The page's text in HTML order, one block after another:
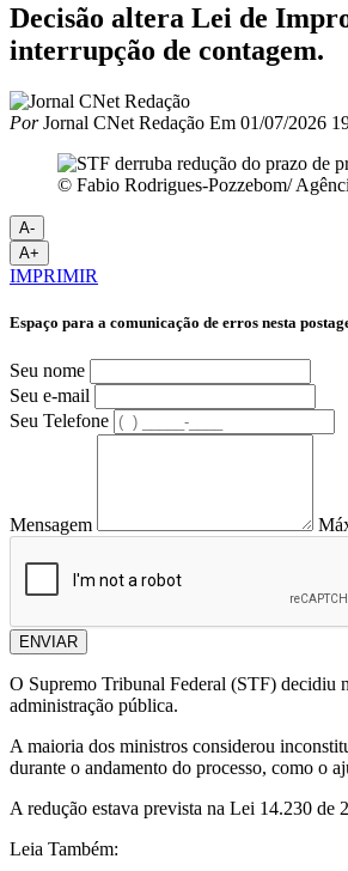
Decisão altera Lei de
interrupção de contagem.
PorJornal CNet Redação Em 01/07/2026
© Fabio Rodrigues-Pozzebom/
A-
A+
IMPRIMIR
Espaço para a comunicação de erros nesta
Seu nome
Seu e-mail
Seu Telefone
Mensagem
ENVIAR
O Supremo Tribunal Federal (STF) decidiu
administração pública.
A maioria dos ministros considerou
durante o andamento do processo, como o
A redução estava prevista na Lei 14.230 de
Leia Também: